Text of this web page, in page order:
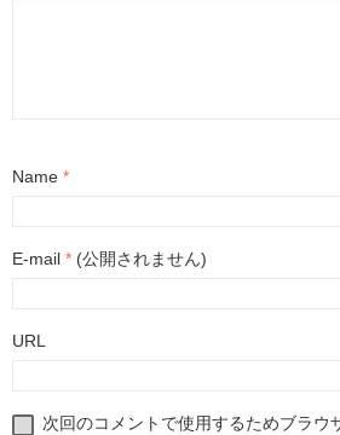
Name *
E-mail * (公開されません)
URL
次回のコメントで使用するためブラウ